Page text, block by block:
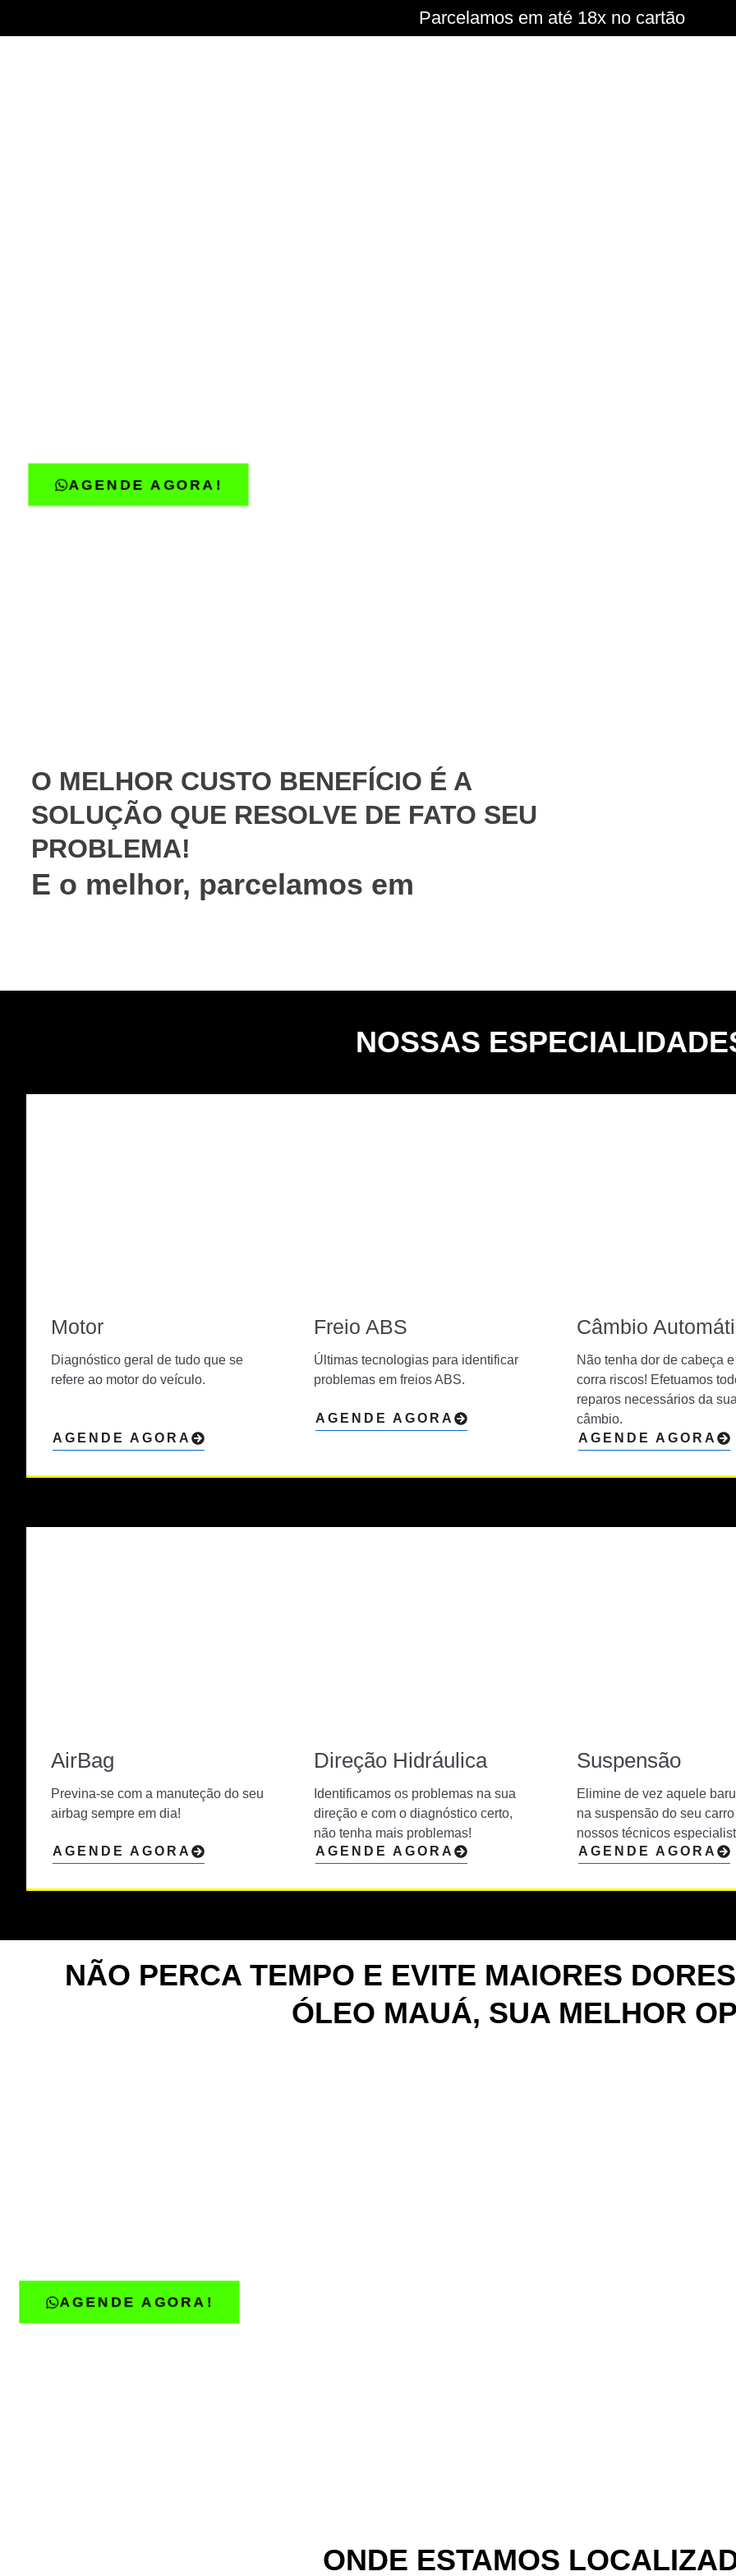
Parcelamos em até 18x no cartão
AGENDE AGORA!
O MELHOR CUSTO BENEFÍCIO É A
SOLUÇÃO QUE RESOLVE DE FATO SEU
PROBLEMA!
E o melhor, parcelamos em
NOSSAS
Motor
Diagnóstico geral de tudo que se
refere ao motor do veículo.
AGENDE AGORA
Freio ABS
Últimas tecnologias para identificar
problemas em freios ABS.
AGENDE AGORA
Câmbio
Não tenha dor de cabeça
corra riscos! Efetuamos
reparos necessários da
câmbio.
AGENDE AGORA
AirBag
Previna-se com a manuteção do seu
airbag sempre em dia!
AGENDE AGORA
Direção Hidráulica
Identificamos os problemas na sua
direção e com o diagnóstico certo,
não tenha mais problemas!
AGENDE AGORA
Suspensão
Elimine de vez aquele
na suspensão do seu
nossos técnicos
AGENDE AGORA
NÃO PERCA TEMPO E EVITE MAIORES
ÓLEO MAUÁ, SUA MELHOR
AGENDE AGORA!
ONDE ESTAMOS